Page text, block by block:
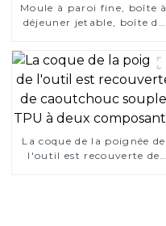
Moule à paroi fine, boîte à
déjeuner jetable, boîte de
de thé au lait, tasse à café
jetable, tasse de thé
La coque de la poignée de
l'outil est recouverte de